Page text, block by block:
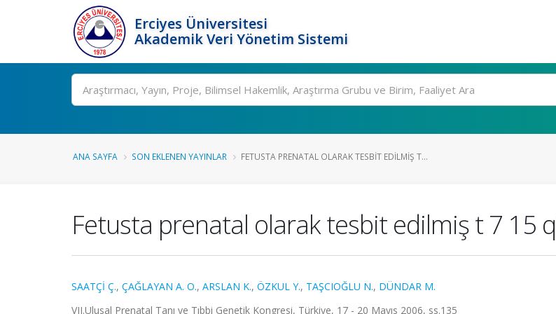
Erciyes Üniversitesi
Akademik Veri Yönetim Sistemi
Ara
ANA SAYFA SON EKLENEN YAYINLAR FETUSTA PRENATAL OLARAK TESBIT EDILMIŞ T...
Fetusta prenatal olarak tesbit edilmiş t 7 15
SAATÇİ Ç., ÇAĞLAYAN A. O., ARSLAN K., ÖZKUL Y., TAŞCIOĞLU N., DÜNDAR M.
VII.Ulusal Prenatal Tanı ve Tıbbi Genetik Kongresi, Türkiye, 17 - 20 Mayıs 2006, ss.135